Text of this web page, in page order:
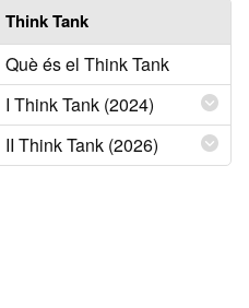
Think Tank
Què és el Think Tank
I Think Tank (2024)
II Think Tank (2026)